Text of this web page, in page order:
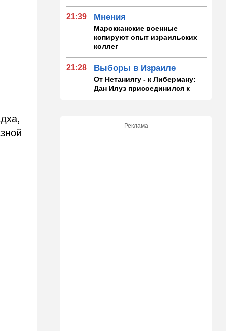
21:39 Мнения
Марокканские военные
копируют опыт израильских
коллег
21:28 Выборы в Израиле
От Нетаниягу - к Либерману:
Дан Илуз присоединился к
НДИ
Грузия во тьме: столица
Реклама